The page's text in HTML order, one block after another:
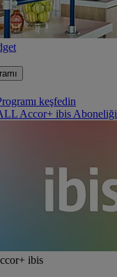
keşfedin
Accor+ ibis Aboneliği
ibis